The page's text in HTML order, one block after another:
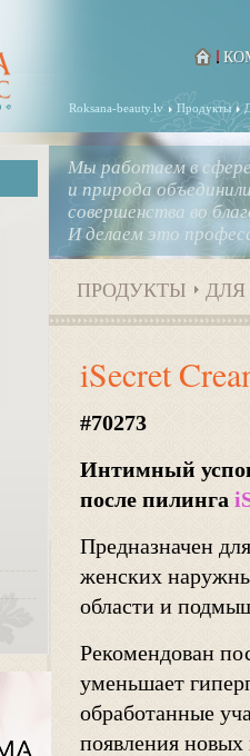
Мы работаем в
и природа
совершенства во
И делаем это
Roksana-beauty.lv Продукты
ПРОДУКТЫ
iSecret
#70273
Интимный
после пилинга
Предназначен
женских
области и
Рекомендован
уменьшает
обработанные
появления новых